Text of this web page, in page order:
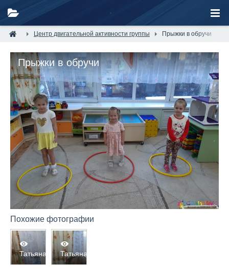
Центр двигательной активности группы Прыжки в обручи
Прыжки в обручи
Похожие фотографии
2364
0
Татьяна
2962
0
Татьяна